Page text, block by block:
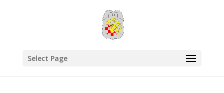
Select Page